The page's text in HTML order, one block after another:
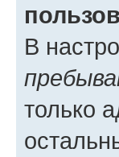
В
только